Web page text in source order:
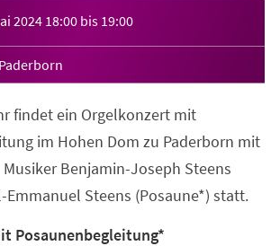
2024 18:00 bis 19:00
findet ein Orgelkonzert mit
im Hohen Dom zu Paderborn mit
Benjamin-Joseph Steens
Emmanuel Steens (Posaune*) statt.
Posaunenbegleitung*